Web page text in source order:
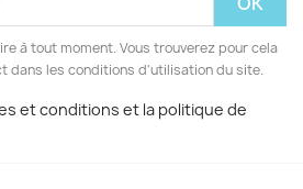
à tout moment. Vous trouverez pour cela
dans les conditions d'utilisation du site.
et conditions et la politique de